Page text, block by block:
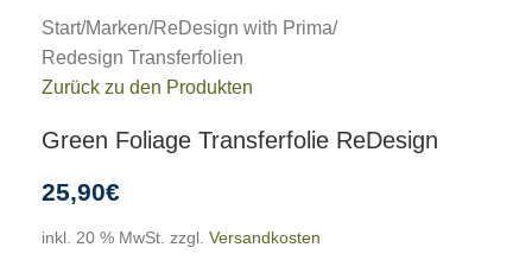
Start/Marken/ReDesign with Prima/
Redesign Transferfolien
Zurück zu den Produkten
Green Foliage Transferfolie ReDesign
25,90€
inkl. 20 % MwSt. zzgl. Versandkosten